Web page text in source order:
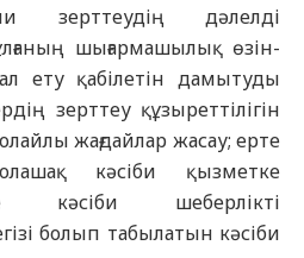
зерттеудің дәлелді
шығармашылық өзін-
ету қабілетін дамытуды
зерттеу құзыреттілігін
жағдайлар жасау; ерте
кәсіби қызметке
кәсіби шеберлікті
болып табылатын кәсіби